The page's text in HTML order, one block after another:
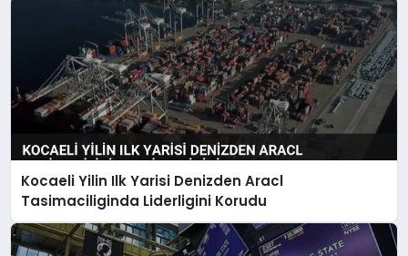
Kocaeli Yilin Ilk Yarisi Denizden Aracl
Tasimaciliginda Liderligini Korudu